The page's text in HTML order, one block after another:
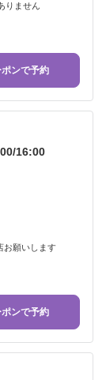
りません
ンで予約
16:00
お願いします
ンで予約